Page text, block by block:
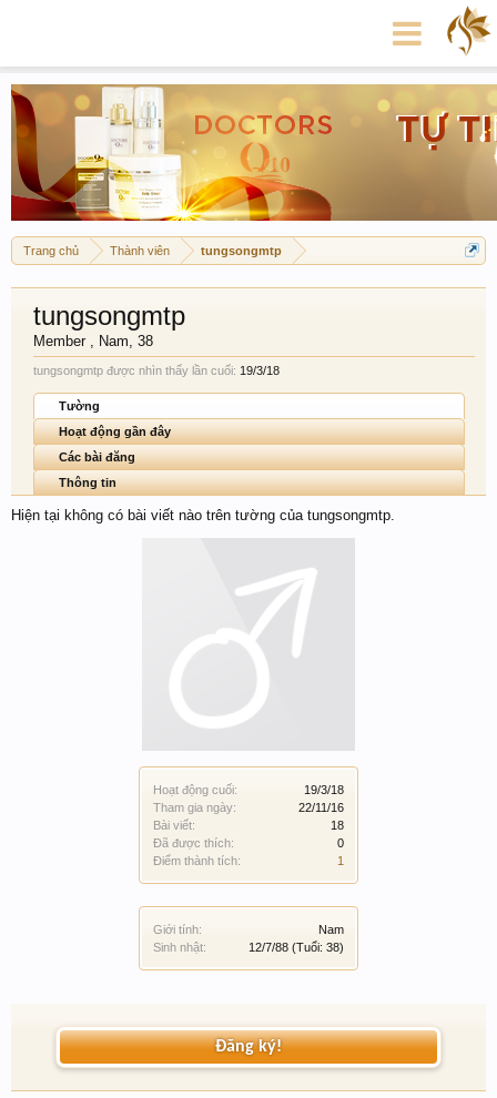
Trang chủ Thành viên tungsongmtp
Hoạt động cuối:
19/3/18
Tham gia ngày:
22/11/16
Bài viết:
18
Đã được thích:
0
Điểm thành tích:
1
Giới tính:
Nam
Sinh nhật:
12/7/88 (Tuổi: 38)
tungsongmtp
Member , Nam, 38
tungsongmtp được nhìn thấy lần cuối: 19/3/18
Tường
Hoạt động gần đây
Các bài đăng
Thông tin
Hiện tại không có bài viết nào trên tường của tungsongmtp.
Đăng ký!